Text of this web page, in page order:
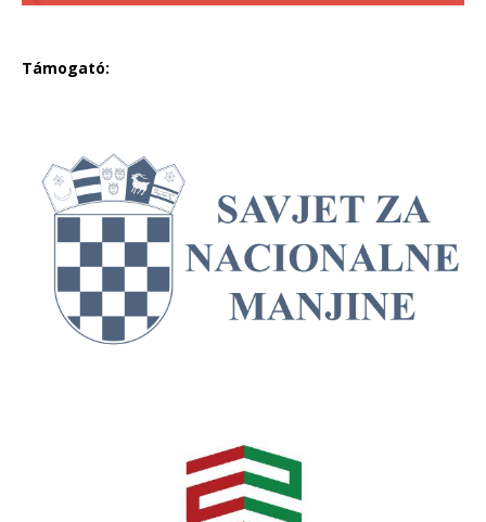
Támogató: